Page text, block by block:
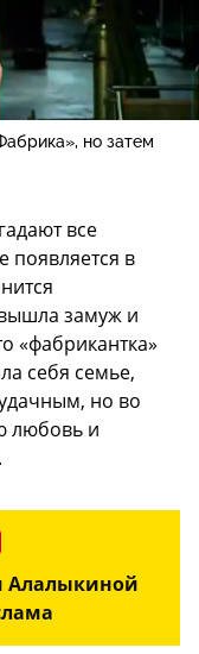
но затем
все
появляется в
замуж и
«фабрикантка»
себя семье,
но во
любовь и
Алалыкиной